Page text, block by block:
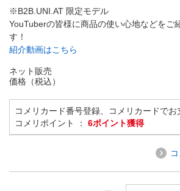
※B2B.UNI.AT 限定モデル
YouTuberの皆様に商品の使い心地などをご
す！
紹介動画はこちら
ネット販売
価格（税込）
コメリカード番号登録、コメリカードでお
コメリポイント ： 6ポイント獲得